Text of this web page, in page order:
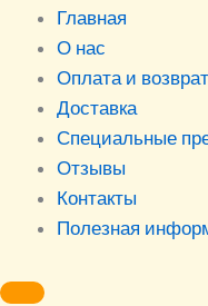
Главная
О нас
Оплата и
Доставка
Специальные
Отзывы
Контакты
Полезная